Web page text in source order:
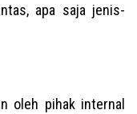
apa saja jenis-
oleh pihak internal